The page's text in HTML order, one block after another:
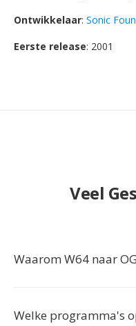
Ontwikkelaar: Sonic
Eerste release: 2001
Veel
Waarom W64 naar
Welke programma's